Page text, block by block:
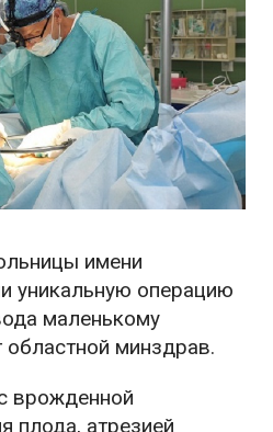
имени
уникальную операцию
маленькому
областной минздрав.
врожденной
плода, атрезией